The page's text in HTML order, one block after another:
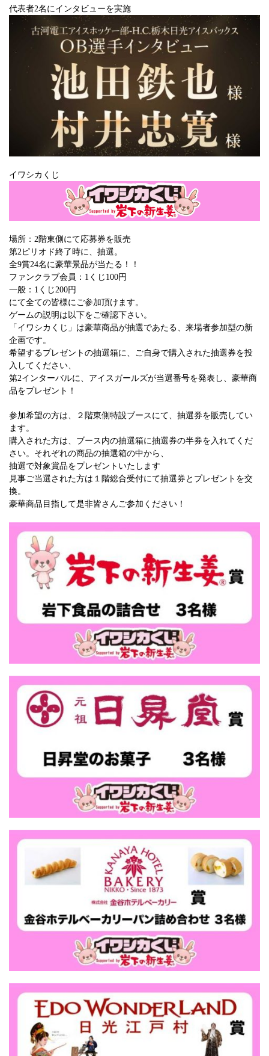
代表者2名にインタビューを実施
イワシカくじ
場所：2階東側にて応募券を販売
第2ピリオド終了時に、抽選。
全9賞24名に豪華景品が当たる！！
ファンクラブ会員：1くじ100円
一般：1くじ200円
にて全ての皆様にご参加頂けます。
ゲームの説明は以下をご確認下さい。
「イワシカくじ」は豪華商品が抽選であたる、来場者参加型の新
企画です。
希望するプレゼントの抽選箱に、ご自身で購入された抽選券を投
入してください、
第2インターバルに、アイスガールズが当選番号を発表し、豪華商
品をプレゼント！
参加希望の方は、２階東側特設ブースにて、抽選券を販売してい
ます。
購入された方は、ブース内の抽選箱に抽選券の半券を入れてくだ
さい。それぞれの商品の抽選箱の中から、
抽選で対象賞品をプレゼントいたします
見事ご当選された方は１階総合受付にて抽選券とプレゼントを交
換。
豪華商品目指して是非皆さんご参加ください！